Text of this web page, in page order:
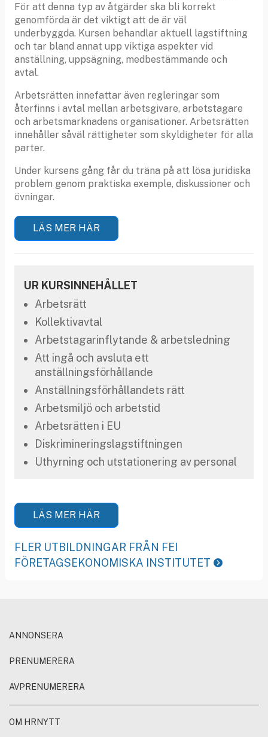
För att denna typ av åtgärder ska bli korrekt
genomförda är det viktigt att de är väl
underbyggda. Kursen behandlar aktuell lagstiftning
och tar bland annat upp viktiga aspekter vid
anställning, uppsägning, medbestämmande och
avtal.
Arbetsrätten innefattar även regleringar som
återfinns i avtal mellan arbetsgivare, arbetstagare
och arbetsmarknadens organisationer. Arbetsrätten
innehåller såväl rättigheter som skyldigheter för alla
parter.
Under kursens gång får du träna på att lösa juridiska
problem genom praktiska exemple, diskussioner och
övningar.
LÄS MER HÄR
UR KURSINNEHÅLLET
Arbetsrätt
Kollektivavtal
Arbetstagarinflytande & arbetsledning
Att ingå och avsluta ett
anställningsförhållande
Anställningsförhållandets rätt
Arbetsmiljö och arbetstid
Arbetsrätten i EU
Diskrimineringslagstiftningen
Uthyrning och utstationering av personal
LÄS MER HÄR
FLER UTBILDNINGAR FRÅN FEI
FÖRETAGSEKONOMISKA INSTITUTET
ANNONSERA
PRENUMERERA
AVPRENUMERERA
OM HRNYTT